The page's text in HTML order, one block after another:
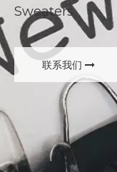
Sweaters
联系我们